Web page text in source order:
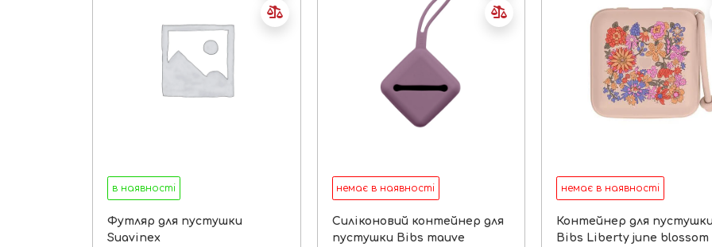
в наявності
Футляр для пустушки
Suavinex
немає в наявності
Силіконовий контейнер для
пустушки Bibs mauve
немає в наявності
Контейнер для
Bibs Liberty june blossom